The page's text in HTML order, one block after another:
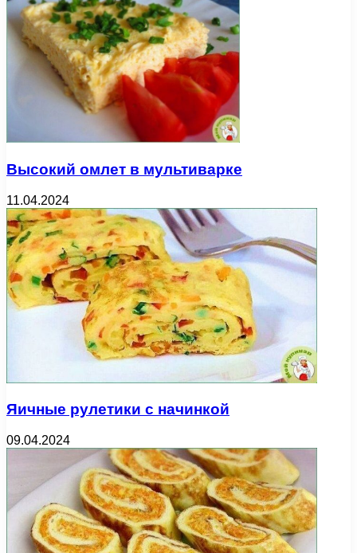
Высокий омлет в мультиварке
11.04.2024
Яичные рулетики с начинкой
09.04.2024